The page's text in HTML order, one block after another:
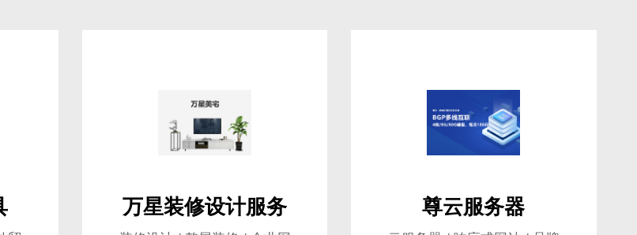
万星装修设计服务 尊云服务器
打造高端营销型网站。